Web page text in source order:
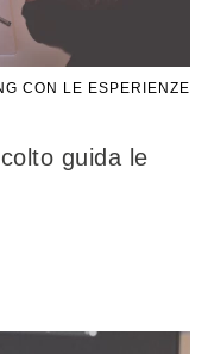
CON LE ESPERIENZE
guida le